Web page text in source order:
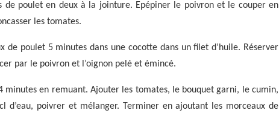
de poulet en deux à la jointure. Epépiner le poivron et le couper en
les tomates.
de poulet 5 minutes dans une cocotte dans un filet d’huile. Réserver
par le poivron et l’oignon pelé et émincé.
minutes en remuant. Ajouter les tomates, le bouquet garni, le cumin,
d’eau, poivrer et mélanger. Terminer en ajoutant les morceaux de